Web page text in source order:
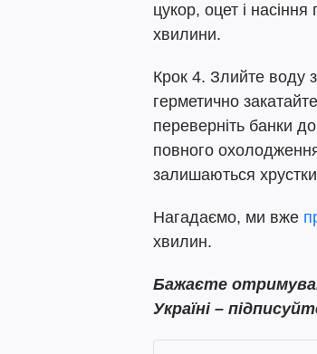
цукор, оцет і насіння
хвилини.
Крок 4. Злийте воду з
герметично
переверніть банки
повного
залишаються
Нагадаємо, ми вже
хвилин.
Бажаєте
Україні –